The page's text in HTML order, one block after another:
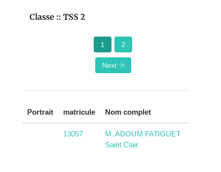
Classe :: TSS 2
1 2
Next
Portrait matricule Nom complet
13057
M. ADOUM FATIGUET
Saint Clair